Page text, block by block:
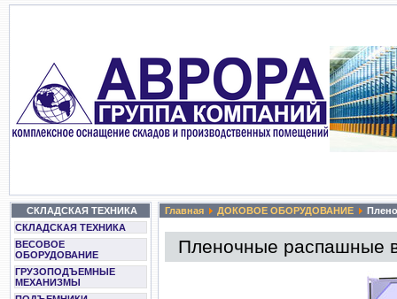
СКЛАДСКАЯ ТЕХНИКА
СКЛАДСКАЯ ТЕХНИКА
ВЕСОВОЕ
ОБОРУДОВАНИЕ
ГРУЗОПОДЪЕМНЫЕ
МЕХАНИЗМЫ
Главная ДОКОВОЕ ОБОРУДОВАНИЕ
Пленочные распашные